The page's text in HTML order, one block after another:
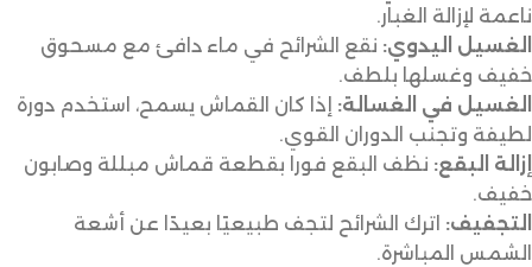
ناعمة لإزالة الغبار.
الغسيل اليدوي: نقع الشرائح في ماء دافئ مع مسحوق
خفيف وغسلها بلطف.
الغسيل في الغسالة: إذا كان القماش يسمح، استخدم دورة
لطيفة وتجنب الدوران القوي.
إزالة البقع: نظف البقع فورا بقطعة قماش مبللة وصابون
خفيف.
التجفيف: اترك الشرائح لتجف طبيعيًا بعيدًا عن أشعة
الشمس المباشرة.